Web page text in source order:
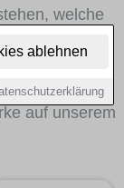
ablehnen
welche
sich die
zu den
auf unserem